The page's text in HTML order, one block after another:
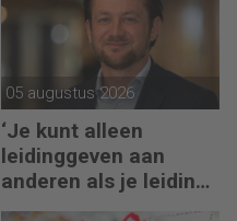
05 augustus 2026
‘Je kunt alleen
leidinggeven aan
anderen als je leiding
kunt geven aan jezelf’